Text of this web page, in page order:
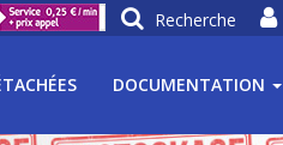
Recherche
DOCUMENTATION